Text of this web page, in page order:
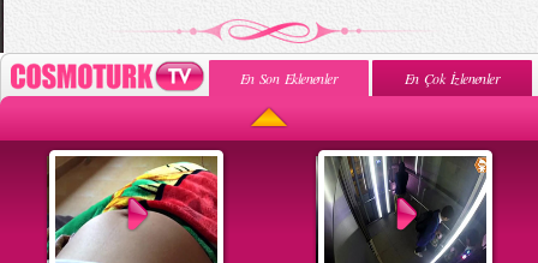
En Son Eklenenler En Çok İzlenenler